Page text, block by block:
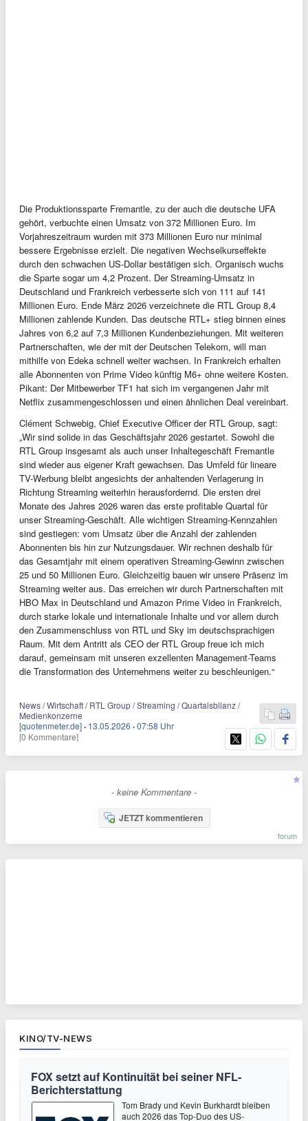
Die Produktionssparte Fremantle, zu der auch die deutsche UFA
gehört, verbuchte einen Umsatz von 372 Millionen Euro. Im
Vorjahreszeitraum wurden mit 373 Millionen Euro nur minimal
bessere Ergebnisse erzielt. Die negativen Wechselkurseffekte
durch den schwachen US-Dollar bestätigen sich. Organisch wuchs
die Sparte sogar um 4,2 Prozent. Der Streaming-Umsatz in
Deutschland und Frankreich verbesserte sich von 111 auf 141
Millionen Euro. Ende März 2026 verzeichnete die RTL Group 8,4
Millionen zahlende Kunden. Das deutsche RTL+ stieg binnen eines
Jahres von 6,2 auf 7,3 Millionen Kundenbeziehungen. Mit weiteren
Partnerschaften, wie der mit der Deutschen Telekom, will man
mithilfe von Edeka schnell weiter wachsen. In Frankreich erhalten
alle Abonnenten von Prime Video künftig M6+ ohne weitere Kosten.
Pikant: Der Mitbewerber TF1 hat sich im vergangenen Jahr mit
Netflix zusammengeschlossen und einen ähnlichen Deal vereinbart.
Clément Schwebig, Chief Executive Officer der RTL Group, sagt:
„Wir sind solide in das Geschäftsjahr 2026 gestartet. Sowohl die
RTL Group insgesamt als auch unser Inhaltegeschäft Fremantle
sind wieder aus eigener Kraft gewachsen. Das Umfeld für lineare
TV-Werbung bleibt angesichts der anhaltenden Verlagerung in
Richtung Streaming weiterhin herausfordernd. Die ersten drei
Monate des Jahres 2026 waren das erste profitable Quartal für
unser Streaming-Geschäft. Alle wichtigen Streaming-Kennzahlen
sind gestiegen: vom Umsatz über die Anzahl der zahlenden
Abonnenten bis hin zur Nutzungsdauer. Wir rechnen deshalb für
das Gesamtjahr mit einem operativen Streaming-Gewinn zwischen
25 und 50 Millionen Euro. Gleichzeitig bauen wir unsere Präsenz im
Streaming weiter aus. Das erreichen wir durch Partnerschaften mit
HBO Max in Deutschland und Amazon Prime Video in Frankreich,
durch starke lokale und internationale Inhalte und vor allem durch
den Zusammenschluss von RTL und Sky im deutschsprachigen
Raum. Mit dem Antritt als CEO der RTL Group freue ich mich
darauf, gemeinsam mit unseren exzellenten Management-Teams
die Transformation des Unternehmens weiter zu beschleunigen.“
News / Wirtschaft / RTL Group / Streaming / Quartalsbilanz /
Medienkonzerne
[quotenmeter.de] · 13.05.2026 ·07:58 Uhr
[0 Kommentare]
- keine Kommentare -
JETZT kommentieren
forum
KINO/TV-NEWS
FOX setzt auf Kontinuität bei seiner NFL-
Berichterstattung
Tom Brady und Kevin Burkhardt bleiben
auch 2026 das Top-Duo des US-